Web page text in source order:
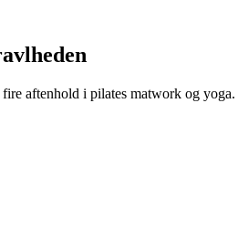
aftenhold i pilates matwork og yoga.